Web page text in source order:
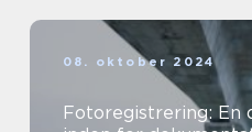
08. oktober 2024
Fotoregistrering: En